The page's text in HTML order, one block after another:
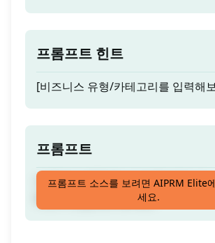
프롬프트 힌트
[비즈니스 유형/카테고리를 입력해
프롬프트
디렉토리 목록 웹사이트를 위해 기능
테고리 등을 찾아보세요.
프롬프트 소스를 보려면 AIPRM Elite
세요.